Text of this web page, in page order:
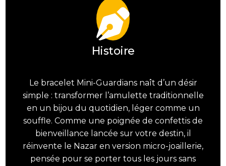
Histoire
Le bracelet Mini-Guardians naît d’un désir
simple : transformer l’amulette traditionnelle
en un bijou du quotidien, léger comme un
souffle. Comme une poignée de confettis de
bienveillance lancée sur votre destin, il
réinvente le Nazar en version micro-joaillerie,
pensée pour se porter tous les jours sans